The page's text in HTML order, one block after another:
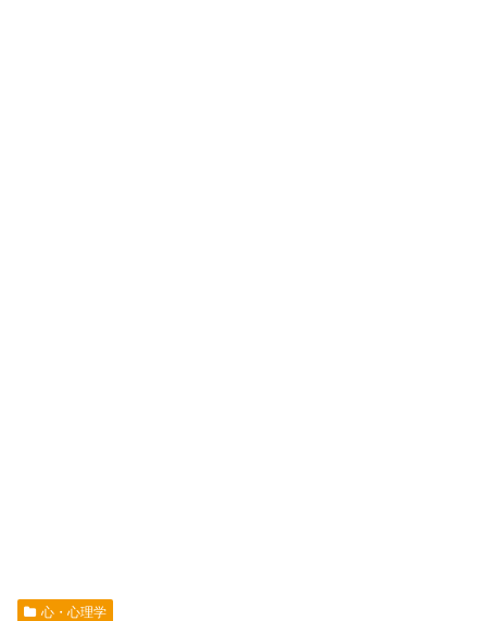
心・心理学